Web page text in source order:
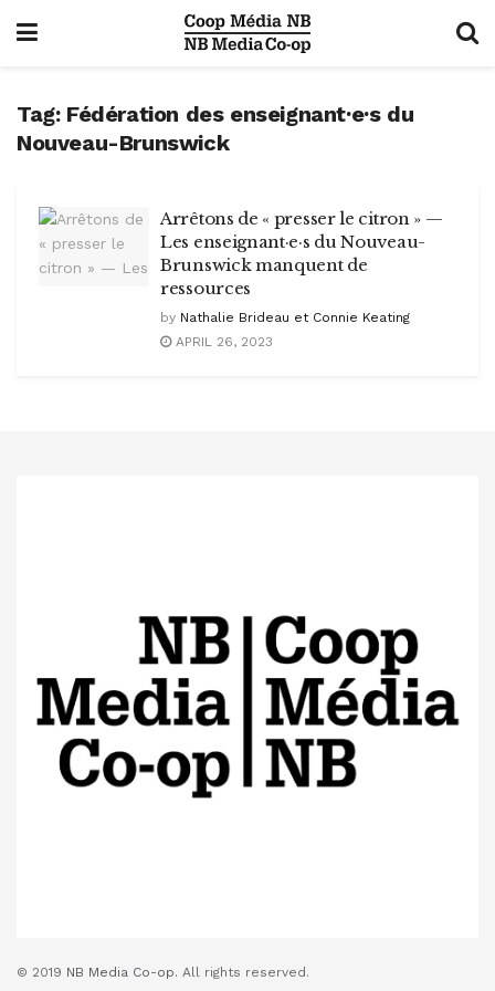
Tag: Fédération des enseignant·e·s du
Nouveau-Brunswick
Arrêtons de « presser le citron » —
Les enseignant·e·s du Nouveau-
Brunswick manquent de
ressources
by Nathalie Brideau et Connie Keating
APRIL 26, 2023
© 2019 NB Media Co-op. All rights reserved.